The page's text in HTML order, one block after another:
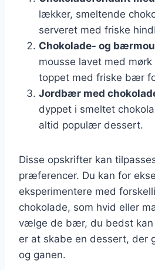
lækker, smeltende
serveret med friske
Chokolade- og
mousse lavet med
toppet med friske bær
Jordbær med
dyppet i smeltet
altid populær dessert.
Disse opskrifter kan
præferencer. Du kan for
eksperimentere med
chokolade, som hvid eller
vælge de bær, du bedst kan
er at skabe en dessert, der
og ganen.